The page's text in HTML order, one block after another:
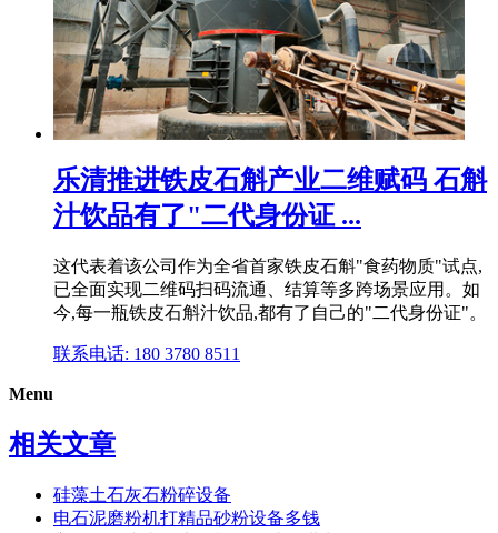
乐清推进铁皮石斛产业二维赋码 石斛
汁饮品有了"二代身份证 ...
这代表着该公司作为全省首家铁皮石斛"食药物质"试点,
已全面实现二维码扫码流通、结算等多跨场景应用。如
今,每一瓶铁皮石斛汁饮品,都有了自己的"二代身份证"。
联系电话: 180 3780 8511
Menu
相关文章
硅藻土石灰石粉碎设备
电石泥磨粉机打精品砂粉设备多钱